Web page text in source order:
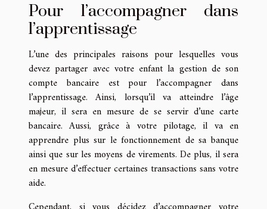
Pour l’accompagner dans
l’apprentissage
L’une des principales raisons pour lesquelles vous
devez partager avec votre enfant la gestion de son
compte bancaire est pour l’accompagner dans
l’apprentissage. Ainsi, lorsqu’il va atteindre l’âge
majeur, il sera en mesure de se servir d’une carte
bancaire. Aussi, grâce à votre pilotage, il va en
apprendre plus sur le fonctionnement de sa banque
ainsi que sur les moyens de virements. De plus, il sera
en mesure d’effectuer certaines transactions sans votre
aide.